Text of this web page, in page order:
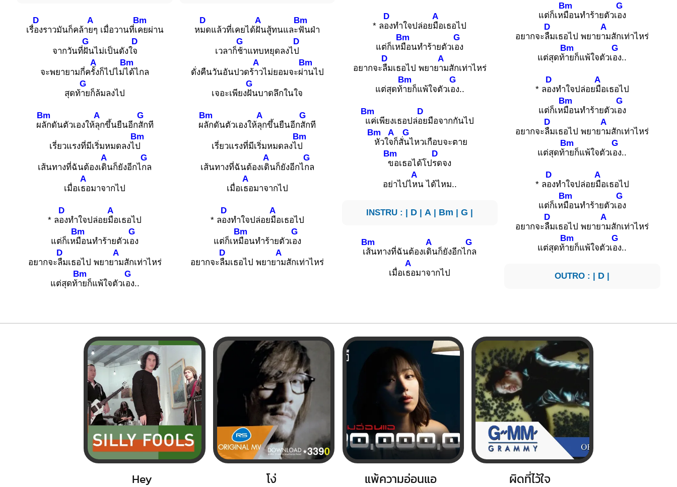
เรื่
D
องราวมันก็คล้า
A
ยๆ เมื่อวานที่เ
Bm
คยผ่าน
จากวันที่
G
ฝันไม่เป็นดังใ
D
จ
จะพยายามกี่ค
A
รั้งก็ไปไม่
Bm
ได้ไกล
สุดท้
G
ายก็ล้มลงไป
ผ
Bm
ลักดันตัวเองให้
A
ลุกขึ้นยืนอีก
G
สักที
เรี่ยวแรงที่มีเริ่มหมดลงไ
Bm
ป
เส้นทางที่ฉันต้องเ
A
ดินก็ยังอีกไ
G
กล
เมื่อเ
A
ธอมาจากไป
* ล
D
องทำใจปล่อย
A
มือเธอไป
แต่ก็เห
Bm
มือนทำร้ายตัวเ
G
อง
อยากจะ
D
ลืมเธอไป พยาย
A
ามสักเท่าไหร่
แต่สุดท้
Bm
ายก็แพ้ใจตัวเ
G
อง..
ห
D
มดแล้วที่เคยได้
A
ฝันสู้ทนและ
Bm
ฟันฝ่า
เวลาก็
G
ช้าแทบหยุดลงไ
D
ป
ดั่งคืนวันอันปวดร้
A
าวไม่ยอมจะผ่
Bm
านไป
เจอะเพียง
G
ฝันบาดลึกในใจ
ผ
Bm
ลักดันตัวเองให้
A
ลุกขึ้นยืนอีก
G
สักที
เรี่ยวแรงที่มีเริ่มหมดลงไ
Bm
ป
เส้นทางที่ฉันต้องเ
A
ดินก็ยังอีกไ
G
กล
เมื่อเ
A
ธอมาจากไป
* ล
D
องทำใจปล่อย
A
มือเธอไป
แต่ก็เห
Bm
มือนทำร้ายตัวเ
G
อง
อยากจะ
D
ลืมเธอไป พยาย
A
ามสักเท่าไหร่
* ล
D
องทำใจปล่อย
A
มือเธอไป
แต่ก็เห
Bm
มือนทำร้ายตัวเ
G
อง
อยากจะ
D
ลืมเธอไป พยาย
A
ามสักเท่าไหร่
แต่สุดท้
Bm
ายก็แพ้ใจตัวเ
G
อง..
Bm
แค่เพียงเธอปล่
D
อยมือจากกันไป
Bm
หัวใ
A
จก็สั่
G
นไหวเกือบจะตาย
Bm
ขอเธอได้โป
D
รดจง
อย่าไปไ
A
หน ได้ไหม..
INSTRU : | D |A | Bm |G |
เ
Bm
ส้นทางที่ฉันต้องเ
A
ดินก็ยังอีกไ
G
กล
เมื่อเ
A
ธอมาจากไป
แต่ก็เห
Bm
มือนทำร้ายตัวเ
G
อง
อยากจะ
D
ลืมเธอไป พยาย
A
ามสักเท่าไหร่
แต่สุดท้
Bm
ายก็แพ้ใจตัวเ
G
อง..
* ล
D
องทำใจปล่อย
A
มือเธอไป
แต่ก็เห
Bm
มือนทำร้ายตัวเ
G
อง
อยากจะ
D
ลืมเธอไป พยาย
A
ามสักเท่าไหร่
แต่สุดท้
Bm
ายก็แพ้ใจตัวเ
G
อง..
* ล
D
องทำใจปล่อย
A
มือเธอไป
แต่ก็เห
Bm
มือนทำร้ายตัวเ
G
อง
อยากจะ
D
ลืมเธอไป พยาย
A
ามสักเท่าไหร่
แต่สุดท้
Bm
ายก็แพ้ใจตัวเ
G
อง..
OUTRO : | D |
Hey โง่ แพ้ความอ่อนแอ ผิดที่ไว้ใจ